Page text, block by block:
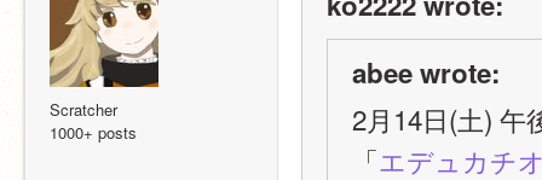
Scratcher
1000+ posts
abee wrote:
2月14日(土) 午
「エデュカチ